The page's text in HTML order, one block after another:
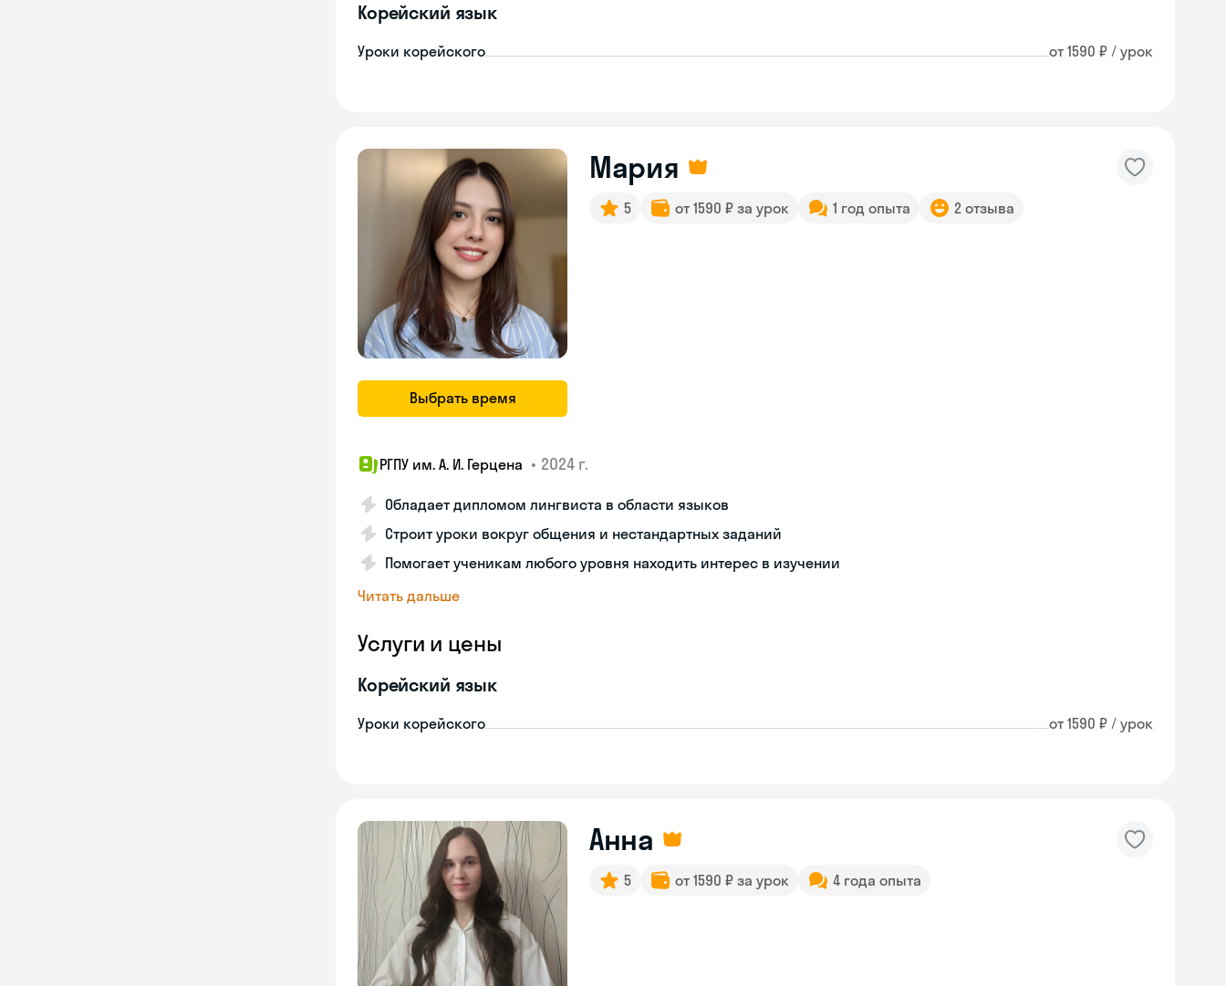
Корейский язык
Уроки корейского от 1590 ₽ / урок
Выбрать время
Мария
5 от 1590 ₽ за урок 1 год опыта 2 отзыва
РГПУ им. А. И. Герцена • 2024 г.
Обладает дипломом лингвиста в области языков
Строит уроки вокруг общения и нестандартных заданий
Помогает ученикам любого уровня находить интерес в изучении
Читать дальше
Услуги и цены
Корейский язык
Уроки корейского от 1590 ₽ / урок
Анна
5 от 1590 ₽ за урок 4 года опыта